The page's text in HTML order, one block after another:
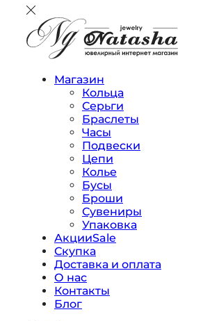
Магазин
Кольца
Серьги
Браслеты
Часы
Подвески
Цепи
Колье
Бусы
Броши
Сувениры
Упаковка
АкцииSale
Скупка
Доставка и оплата
О нас
Контакты
Блог